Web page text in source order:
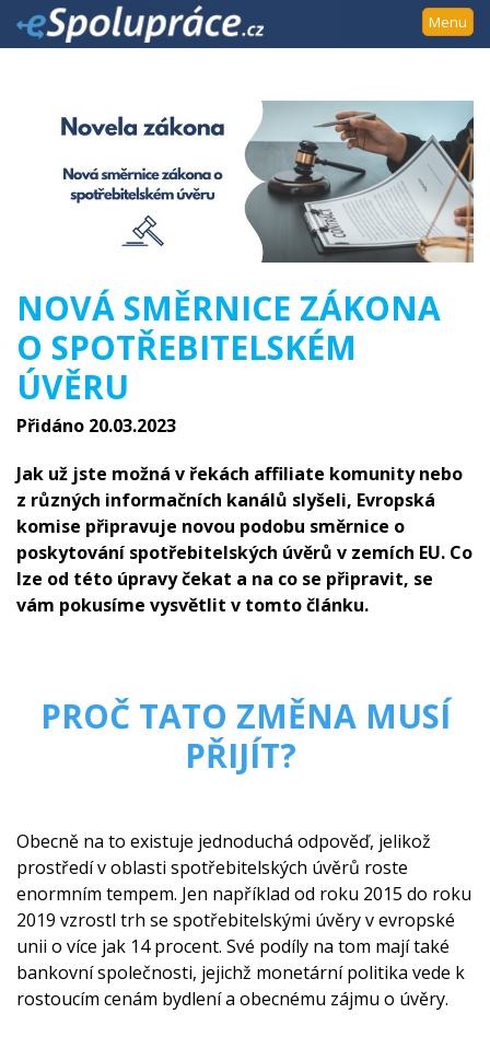
Přejít
k
na
obsah
Přejít
postrannímu
zkratky
Menu
NOVÁ SMĚRNICE ZÁKONA
O SPOTŘEBITELSKÉM
ÚVĚRU
Přidáno 20.03.2023
Jak už jste možná v řekách affiliate komunity nebo
z různých informačních kanálů slyšeli, Evropská
komise připravuje novou podobu směrnice o
poskytování spotřebitelských úvěrů v zemích EU. Co
lze od této úpravy čekat a na co se připravit, se
vám pokusíme vysvětlit v tomto článku.
PROČ TATO ZMĚNA MUSÍ
PŘIJÍT?
Obecně na to existuje jednoduchá odpověď, jelikož
prostředí v oblasti spotřebitelských úvěrů roste
enormním tempem. Jen například od roku 2015 do roku
2019 vzrostl trh se spotřebitelskými úvěry v evropské
unii o více jak 14 procent. Své podíly na tom mají také
bankovní společnosti, jejichž monetární politika vede k
rostoucím cenám bydlení a obecnému zájmu o úvěry.